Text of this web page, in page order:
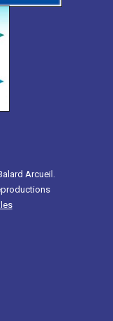
Arcueil.